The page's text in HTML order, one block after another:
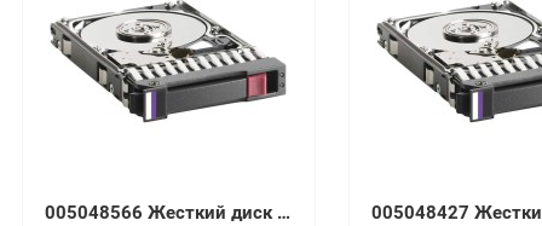
005048566 Жесткий диск EMC 36GB 10K 3.5'' Fibre Channel для EMC CX4 Series